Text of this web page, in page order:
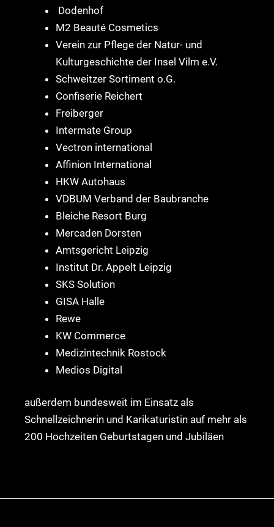
Dodenhof
M2 Beauté Cosmetics
Verein zur Pflege der Natur- und
Kulturgeschichte der Insel Vilm e.V.
Schweitzer Sortiment o.G.
Confiserie Reichert
Freiberger
Intermate Group
Vectron international
Affinion International
HKW Autohaus
VDBUM Verband der Baubranche
Bleiche Resort Burg
Mercaden Dorsten
Amtsgericht Leipzig
Institut Dr. Appelt Leipzig
SKS Solution
GISA Halle
Rewe
KW Commerce
Medizintechnik Rostock
Medios Digital
außerdem bundesweit im Einsatz als
Schnellzeichnerin und Karikaturistin auf mehr als
200 Hochzeiten Geburtstagen und Jubiläen